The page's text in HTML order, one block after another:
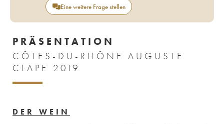
Eine weitere Frage stellen
PRÄSENTATION
CÔTES-DU-RHÔNE AUGUSTE
CLAPE 2019
DER WEIN